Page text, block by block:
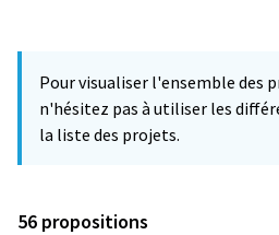
−
Pour visualiser l'ensemble des
n'hésitez pas à utiliser les
la liste des projets.
56 propositions